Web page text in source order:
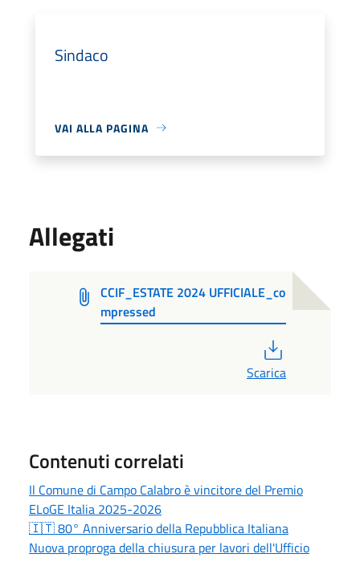
Sindaco
VAI ALLA PAGINA
Allegati
CCIF_ESTATE 2024 UFFICIALE_co
mpressed
Scarica
Contenuti correlati
Il Comune di Campo Calabro è vincitore del Premio
ELoGE Italia 2025-2026
🇮🇹 80° Anniversario della Repubblica Italiana
Nuova proproga della chiusura per lavori dell'Ufficio